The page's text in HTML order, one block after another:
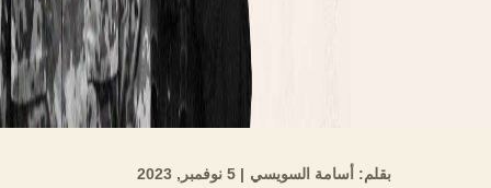
بقلم: أسامة السويسي | 5 نوفمبر, 2023